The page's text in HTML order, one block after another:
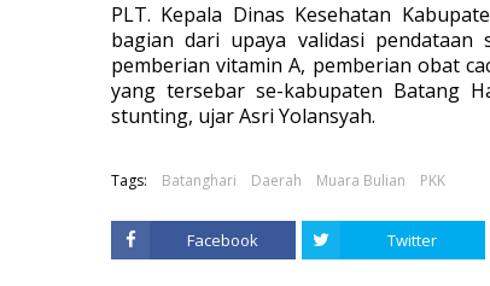
PLT. Kepala Dinas Kesehatan
bagian dari upaya validasi
pemberian vitamin A, pemberian obat
yang tersebar se-kabupaten Batang
stunting, ujar Asri Yolansyah.
Tags: Batanghari Daerah Muara Bulian PKK
Facebook Twitter